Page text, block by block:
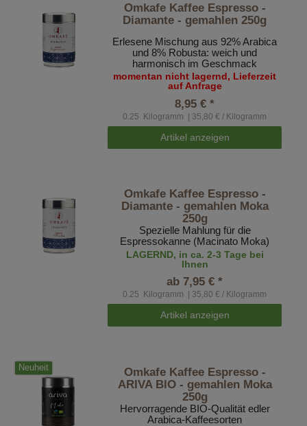
Omkafe Kaffee Espresso -
Diamante - gemahlen 250g
Erlesene Mischung aus 92% Arabica
und 8% Robusta: weich und
harmonisch im Geschmack
momentan nicht lagernd, Lieferzeit
auf Anfrage
8,95 € *
0.25 Kilogramm | 35,80 € / Kilogramm
Artikel anzeigen
Omkafe Kaffee Espresso -
Diamante - gemahlen Moka
250g
Spezielle Mahlung für die
Espressokanne (Macinato Moka)
LAGERND, in ca. 2-3 Tage bei
Ihnen
ab 7,95 € *
0.25 Kilogramm | 35,80 € / Kilogramm
Artikel anzeigen
Neuheit
Omkafe Kaffee Espresso -
ARIVA BIO - gemahlen Moka
250g
Hervorragende BIO-Qualität edler
Arabica-Kaffeesorten